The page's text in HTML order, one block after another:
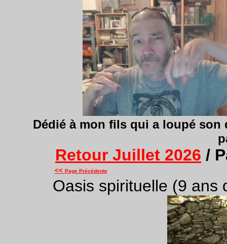
Dédiéà mon fils qui a loupé son
Retour Juillet 2026 /
<< Page Précédente
Oasis spirituelle (9 ans